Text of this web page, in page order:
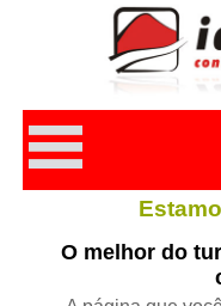
O melhor do